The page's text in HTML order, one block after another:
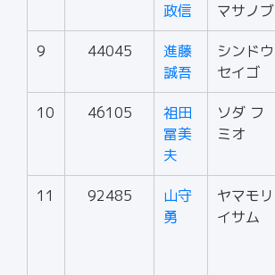
政信
マサノブ
9 44045
進藤
誠吾
シンドウ
セイゴ
10 46105
祖田
冨美
夫
ソダ フ
ミオ
11 92485
山守
勇
ヤマモリ
イサム